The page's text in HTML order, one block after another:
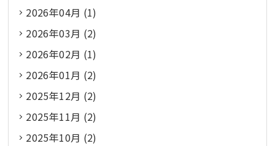
2026年04月 (1)
2026年03月 (2)
2026年02月 (1)
2026年01月 (2)
2025年12月 (2)
2025年11月 (2)
2025年10月 (2)